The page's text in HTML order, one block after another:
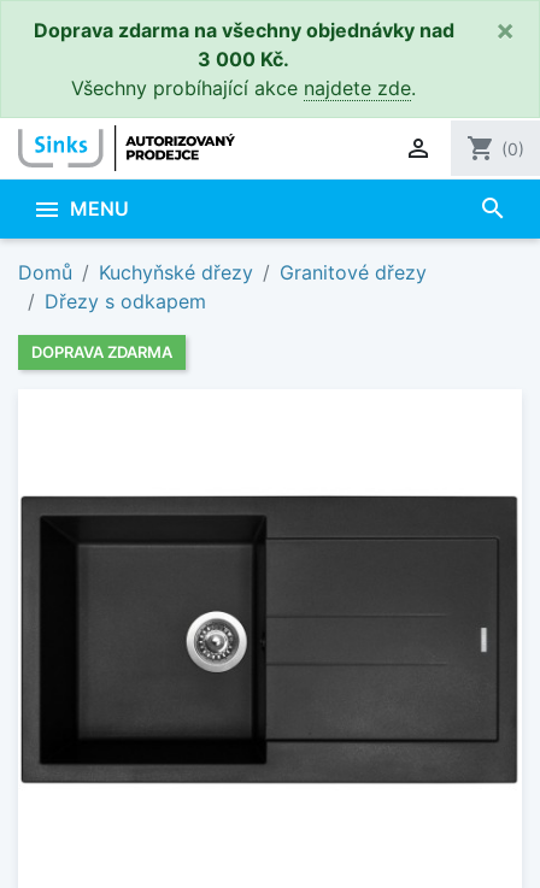
Doprava zdarma na všechny objednávky nad
3 000 Kč.
Všechny probíhající akce najdete zde.
×
 shopping_cart (0)
 MENU search
Domů Kuchyňské dřezy
Granitové dřezy
Dřezy s odkapem
DOPRAVA ZDARMA